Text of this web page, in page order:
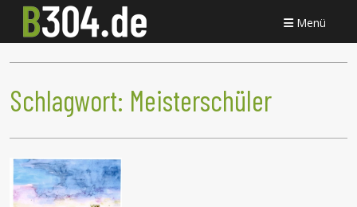
Menü
Schlagwort: Meisterschüler